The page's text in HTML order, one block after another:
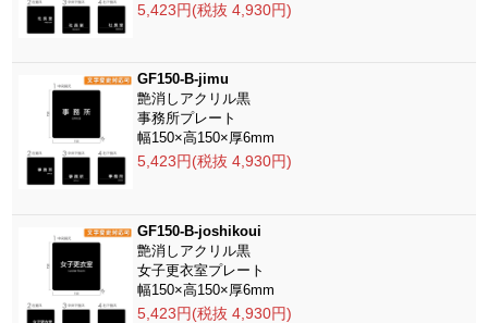
5,423円(税抜 4,930円)
GF150-B-jimu
艶消しアクリル黒
事務所プレート
幅150×高150×厚6mm
5,423円(税抜 4,930円)
GF150-B-joshikoui
艶消しアクリル黒
女子更衣室プレート
幅150×高150×厚6mm
5,423円(税抜 4,930円)